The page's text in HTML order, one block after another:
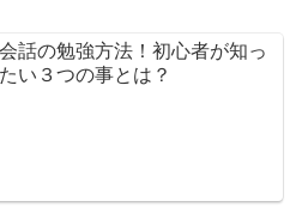
話の勉強方法！初心者が知っ
い３つの事とは？